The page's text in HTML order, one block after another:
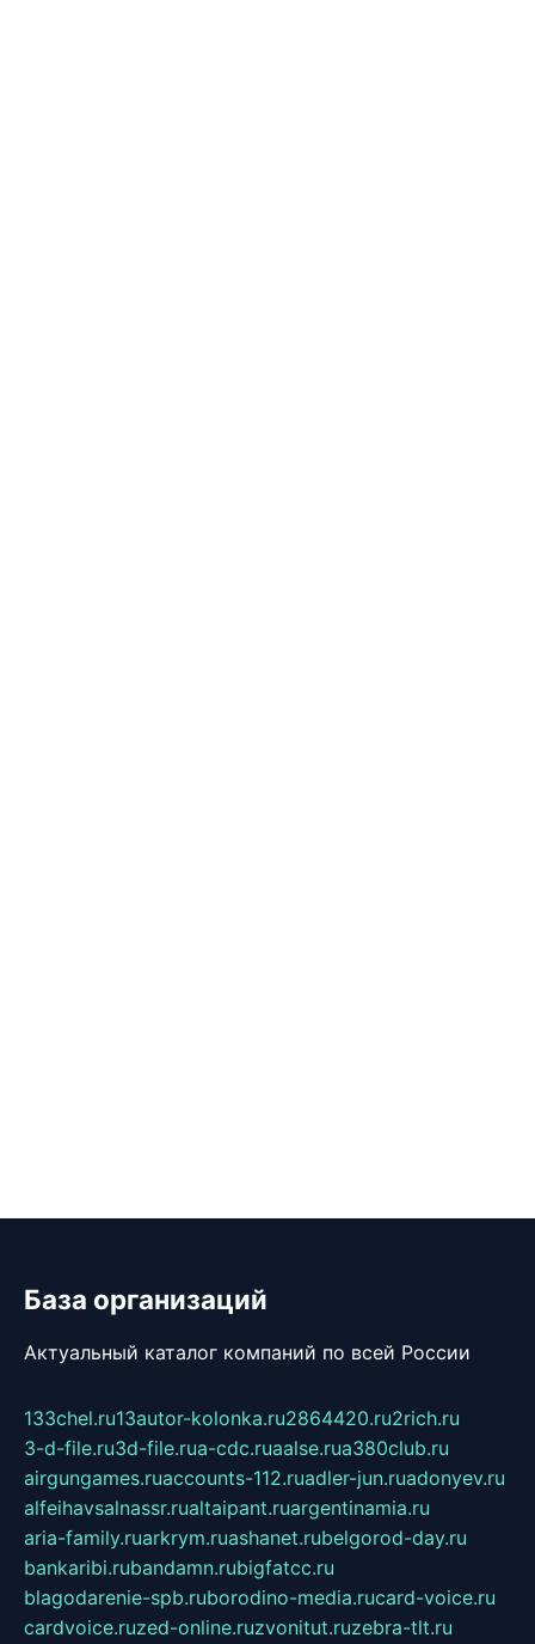
База организаций
Актуальный каталог компаний по всей России
133chel.ru13autor-kolonka.ru2864420.ru2rich.ru
3-d-file.ru3d-file.rua-cdc.ruaalse.rua380club.ru
airgungames.ruaccounts-112.ruadler-jun.ruadonyev.ru
alfeihavsalnassr.rualtaipant.ruargentinamia.ru
aria-family.ruarkrym.ruashanet.rubelgorod-day.ru
bankaribi.rubandamn.rubigfatcc.ru
blagodarenie-spb.ruborodino-media.rucard-voice.ru
cardvoice.ruzed-online.ruzvonitut.ruzebra-tlt.ru